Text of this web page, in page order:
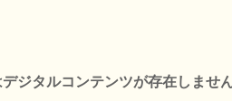
ジタルコンテンツが存在しません